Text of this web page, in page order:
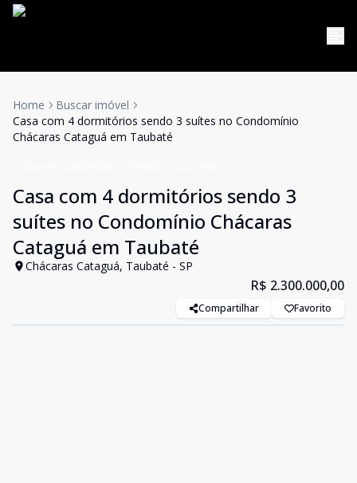
Home
Buscar imóvel
Casa com 4 dormitórios sendo 3 suítes no Condomínio
Chácaras Cataguá em Taubaté
Casa com 4 dormitórios sendo 3
suítes no Condomínio Chácaras
Cataguá em Taubaté
Chácaras Cataguá, Taubaté - SP
R$ 2.300.000,00
Compartilhar Favorito